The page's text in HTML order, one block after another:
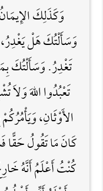
وَكَذَلِكَ
وَسَأَلْتُكَ هَلْ
تَغْدِرُ. وَسَأَلْتُكَ
تَعْبُدُوا اللَّهَ وَلاَ
الأَوْثَانِ،
كَانَ مَا تَقُولُ
كُنْتُ أَعْلَمُ أَنَّهُ